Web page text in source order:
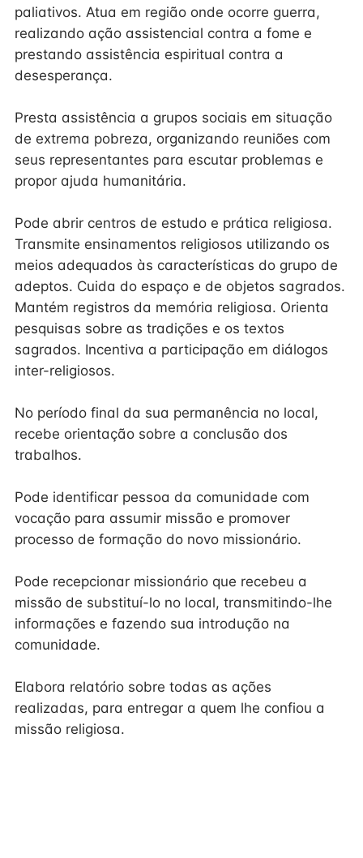
paliativos. Atua em região onde ocorre guerra,
realizando ação assistencial contra a fome e
prestando assistência espiritual contra a
desesperança.
Presta assistência a grupos sociais em situação
de extrema pobreza, organizando reuniões com
seus representantes para escutar problemas e
propor ajuda humanitária.
Pode abrir centros de estudo e prática religiosa.
Transmite ensinamentos religiosos utilizando os
meios adequados às características do grupo de
adeptos. Cuida do espaço e de objetos sagrados.
Mantém registros da memória religiosa. Orienta
pesquisas sobre as tradições e os textos
sagrados. Incentiva a participação em diálogos
inter-religiosos.
No período final da sua permanência no local,
recebe orientação sobre a conclusão dos
trabalhos.
Pode identificar pessoa da comunidade com
vocação para assumir missão e promover
processo de formação do novo missionário.
Pode recepcionar missionário que recebeu a
missão de substituí-lo no local, transmitindo-lhe
informações e fazendo sua introdução na
comunidade.
Elabora relatório sobre todas as ações
realizadas, para entregar a quem lhe confiou a
missão religiosa.